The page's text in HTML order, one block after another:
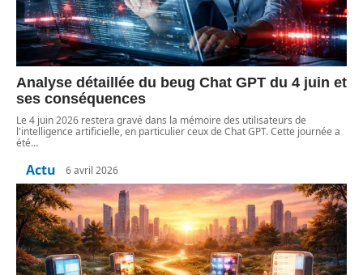
Analyse détaillée du beug Chat GPT du 4 juin et
ses conséquences
Le 4 juin 2026 restera gravé dans la mémoire des utilisateurs de
l'intelligence artificielle, en particulier ceux de Chat GPT. Cette journée a
été…
Actu 6 avril 2026